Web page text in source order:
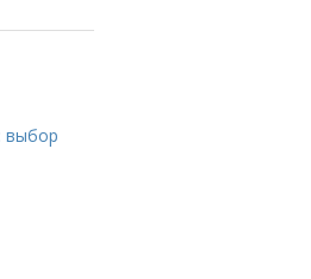
выбор